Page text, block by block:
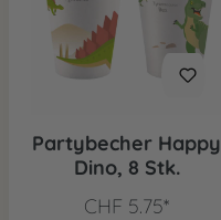
Partybecher Happy
Dino, 8 Stk.
CHF 5.75*